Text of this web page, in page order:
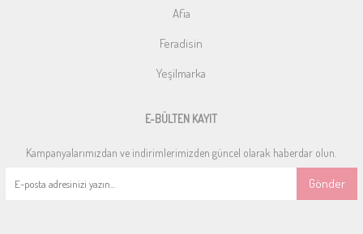
Afia
Feradisin
Yeşilmarka
E-BÜLTEN KAYIT
Kampanyalarımızdan ve indirimlerimizden güncel olarak haberdar olun.
Gönder